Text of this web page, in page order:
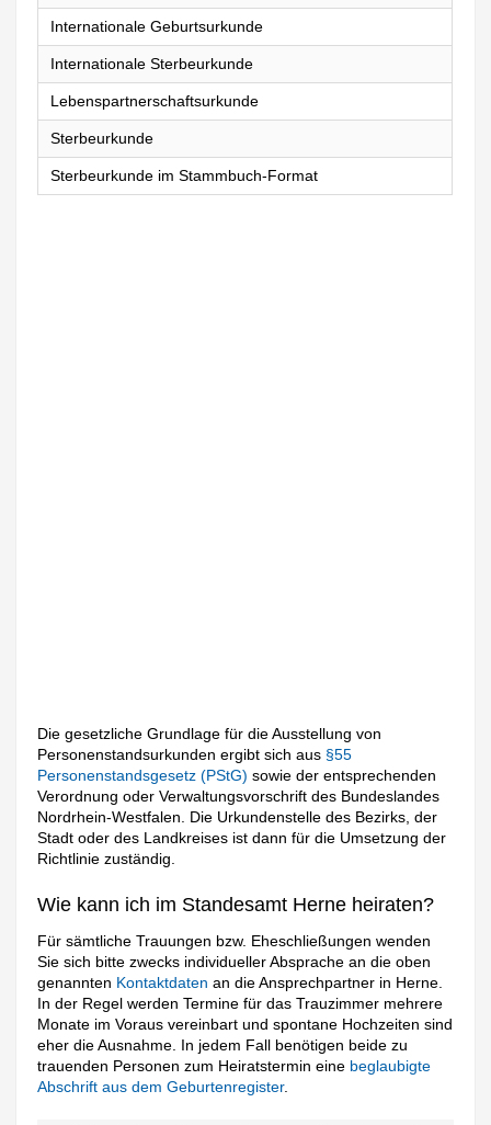
Internationale Geburtsurkunde
Internationale Sterbeurkunde
Lebenspartnerschaftsurkunde
Sterbeurkunde
Sterbeurkunde im Stammbuch-Format
Die gesetzliche Grundlage für die Ausstellung von
Personenstandsurkunden ergibt sich aus §55
Personenstandsgesetz (PStG)sowie der entsprechenden
Verordnung oder Verwaltungsvorschrift des Bundeslandes
Nordrhein-Westfalen. Die Urkundenstelle des Bezirks, der
Stadt oder des Landkreises ist dann für die Umsetzung der
Richtlinie zuständig.
Wie kann ich im Standesamt Herne heiraten?
Für sämtliche Trauungen bzw. Eheschließungen wenden
Sie sich bitte zwecks individueller Absprache an die oben
genannten Kontaktdaten an die Ansprechpartner in Herne.
In der Regel werden Termine für das Trauzimmer mehrere
Monate im Voraus vereinbart und spontane Hochzeiten sind
eher die Ausnahme. In jedem Fall benötigen beide zu
trauenden Personen zum Heiratstermin eine beglaubigte
Abschrift aus dem Geburtenregister.